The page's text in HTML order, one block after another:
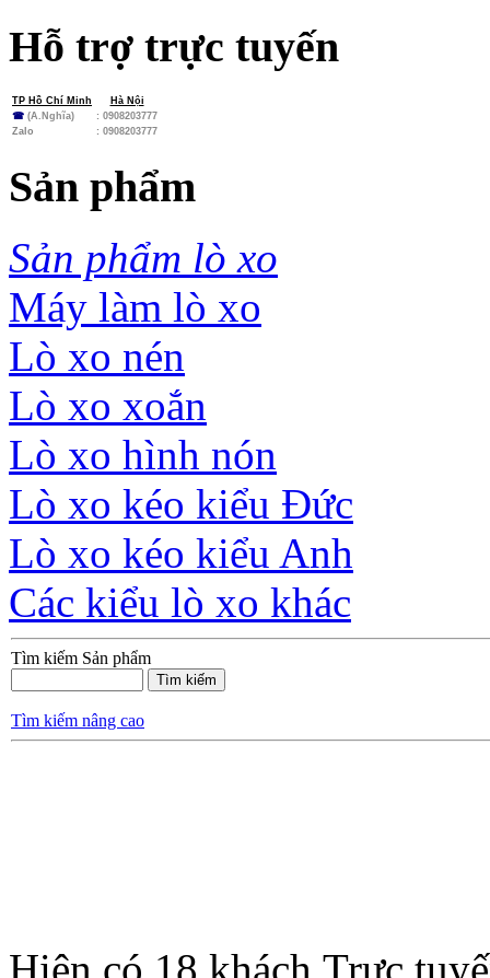
Hỗ trợ trực tuyến
TP Hồ Chí Minh
Hà Nội
☎ (A.Nghĩa)
: 0908203777
Zalo
: 0908203777
Sản phẩm
Sản phẩm lò xo
Máy làm lò xo
Lò xo nén
Lò xo xoắn
Lò xo hình nón
Lò xo kéo kiểu Đức
Lò xo kéo kiểu Anh
Các kiểu lò xo khác
Tìm kiếm Sản phẩm
Tìm kiếm nâng cao
Hiện có 18 khách Trực